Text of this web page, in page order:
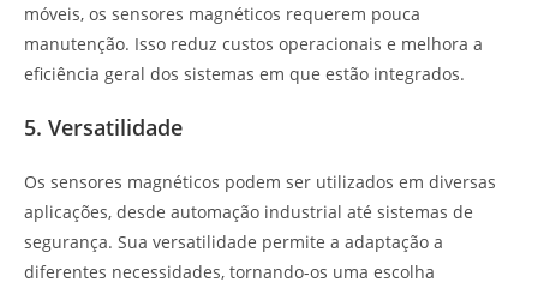
móveis, os sensores magnéticos requerem pouca
manutenção. Isso reduz custos operacionais e melhora a
eficiência geral dos sistemas em que estão integrados.
5. Versatilidade
Os sensores magnéticos podem ser utilizados em diversas
aplicações, desde automação industrial até sistemas de
segurança. Sua versatilidade permite a adaptação a
diferentes necessidades, tornando-os uma escolha